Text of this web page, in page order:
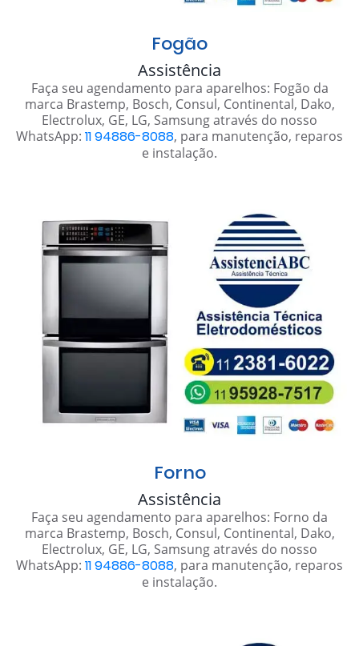
Fogão
Assistência
Faça seu agendamento para aparelhos: Fogão da
marca Brastemp, Bosch, Consul, Continental, Dako,
Electrolux, GE, LG, Samsung através do nosso
WhatsApp: 11 94886-8088, para manutenção, reparos
e instalação.
Forno
Assistência
Faça seu agendamento para aparelhos: Forno da
marca Brastemp, Bosch, Consul, Continental, Dako,
Electrolux, GE, LG, Samsung através do nosso
WhatsApp: 11 94886-8088, para manutenção, reparos
e instalação.